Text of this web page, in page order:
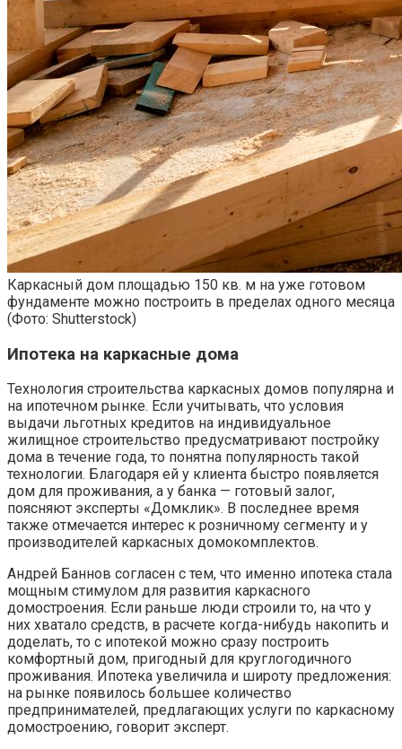
Каркасный дом площадью 150 кв. м на уже готовом
фундаменте можно построить в пределах одного месяца
(Фото: Shutterstock)
Ипотека на каркасные дома
Технология строительства каркасных домов популярна и
на ипотечном рынке. Если учитывать, что условия
выдачи льготных кредитов на индивидуальное
жилищное строительство предусматривают постройку
дома в течение года, то понятна популярность такой
технологии. Благодаря ей у клиента быстро появляется
дом для проживания, а у банка — готовый залог,
поясняют эксперты «Домклик». В последнее время
также отмечается интерес к розничному сегменту и у
производителей каркасных домокомплектов.
Андрей Баннов согласен с тем, что именно ипотека стала
мощным стимулом для развития каркасного
домостроения. Если раньше люди строили то, на что у
них хватало средств, в расчете когда-нибудь накопить и
доделать, то с ипотекой можно сразу построить
комфортный дом, пригодный для круглогодичного
проживания. Ипотека увеличила и широту предложения:
на рынке появилось большее количество
предпринимателей, предлагающих услуги по каркасному
домостроению, говорит эксперт.